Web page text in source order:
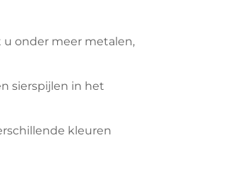
u onder meer metalen,
sierspijlen in het
kleuren